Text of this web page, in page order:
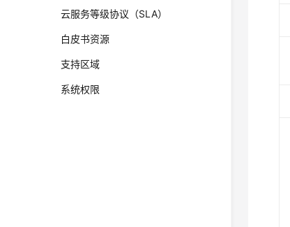
云服务等级协议（SLA）
白皮书资源
支持区域
系统权限